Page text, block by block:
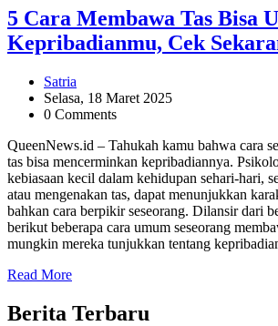
5 Cara Membawa Tas Bisa
Kepribadianmu, Cek
Satria
Selasa, 18 Maret 2025
0 Comments
QueenNews.id – Tahukah kamu bahwa cara
tas bisa mencerminkan kepribadiannya.
kebiasaan kecil dalam kehidupan sehari-hari,
atau mengenakan tas, dapat menunjukkan
bahkan cara berpikir seseorang. Dilansir dari
berikut beberapa cara umum seseorang
mungkin mereka tunjukkan tentang
Read More
Berita Terbaru